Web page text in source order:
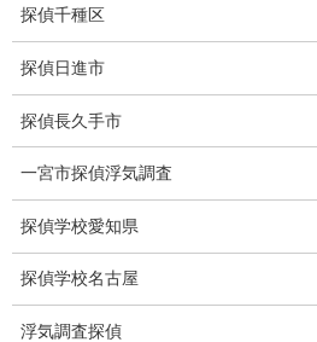
浮気調査教室
報告書サンプル
調査事例
お礼の言葉
Q&A
浮気証拠は何回必要か？
探偵千種区
探偵日進市
探偵長久手市
一宮市探偵浮気調査
探偵学校愛知県
探偵学校名古屋
浮気調査探偵